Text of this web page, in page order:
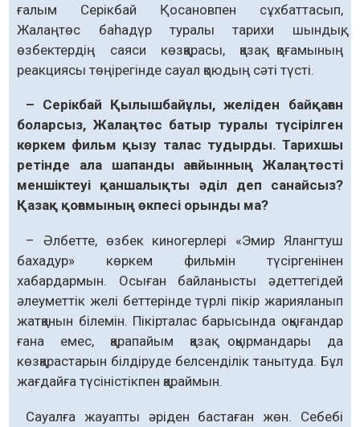
ғалым Серікбай Қосановпен сұхбаттасып,
Жалаңтөс баһадүр туралы тарихи шындық,
өзбектердің саяси көзқарасы, қазақ қоғамының
реакциясы төңірегінде сауал қоюдың сәті түсті.
– Серікбай Қылышбайұлы, желіден байқаған
боларсыз, Жалаңтөс батыр туралы түсірілген
көркем фильм қызу талас тудырды. Тарихшы
ретінде ала шапанды ағайынның Жалаңтөсті
меншіктеуі қаншалықты әділ деп санайсыз?
Қазақ қоғамының өкпесі орынды ма?
– Әлбетте, өзбек киногерлері «Эмир Ялангтуш
бахадур» көркем фильмін түсіргенінен
хабардармын. Осыған байланысты әдеттегідей
әлеуметтік желі беттерінде түрлі пікір жарияланып
жатқанын білемін. Пікірталас барысында оқығандар
ғана емес, қарапайым қазақ оқырмандары да
көзқарастарын білдіруде белсенділік танытуда. Бұл
жағдайға түсіністікпен қараймын.
Сауалға жауапты әріден бастаған жөн. Себебі